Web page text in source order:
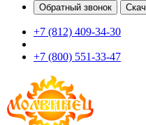
Игровые комплексы
Спортивные
Тренажеры
Теннисные столы
Спортивные ворота
Спортивные стойки
Оборудование для
Обратный звонок
+7 (812) 409-34-30
+7 (800) 551-33-47